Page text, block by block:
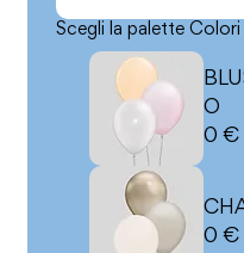
Scegli la palette
O
0 €
0 €